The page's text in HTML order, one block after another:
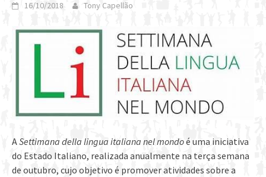
16/10/2018 Tony Capellão
ASettimana della lingua italiana nel mondoé uma iniciativa
do Estado Italiano, realizada anualmente na terça semana
de outubro, cujo objetivo é promover atividades sobre a